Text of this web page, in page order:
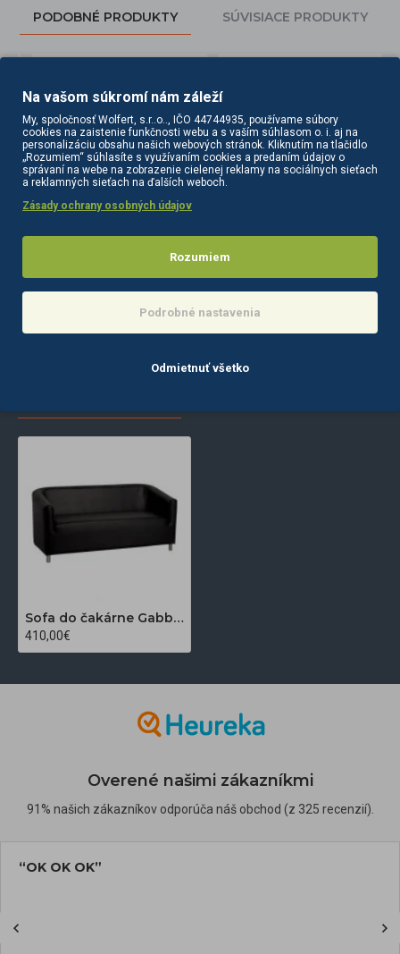
PODOBNÉ PRODUKTY SÚVISIACE PRODUKTY
Recepcia do salónu Gabbiano Pearl biela Recepcia do salónu Gabbiano Q-0333
658,50€
Sofa do čakárne Gabbiano M021 čierna
410,00€
Overené našimi zákazníkmi
91% našich zákazníkov odporúča náš obchod (z 325 recenzií).
“OK OK OK”
Na vašom súkromí nám záleží
My, spoločnosť Wolfert, s.r..o.., IČO 44744935, používame súbory
cookies na zaistenie funkčnosti webu a s vaším súhlasom o. i. aj na
personalizáciu obsahu našich webových stránok. Kliknutím na tlačidlo
„Rozumiem“ súhlasíte s využívaním cookies a predaním údajov o
správaní na webe na zobrazenie cielenej reklamy na sociálnych sieťach
a reklamných sieťach na ďalších weboch.
Zásady ochrany osobných údajov
Rozumiem
Podrobné nastavenia
Odmietnuť všetko